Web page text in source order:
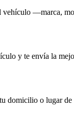
vehículo —marca,
y te envía la
domicilio o lugar